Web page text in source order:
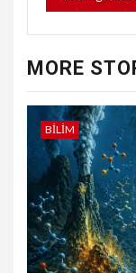
MORE
BILIM